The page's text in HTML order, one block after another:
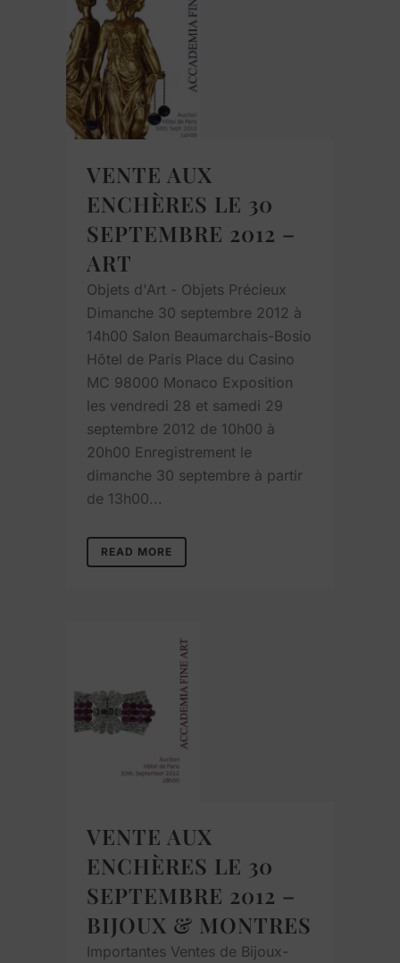
VENTE AUX
ENCHÈRES LE 30
SEPTEMBRE 2012 –
ART
Objets d'Art - Objets Précieux
Dimanche 30 septembre 2012 à
14h00 Salon Beaumarchais-Bosio
Hôtel de Paris Place du Casino
MC 98000 Monaco Exposition
les vendredi 28 et samedi 29
septembre 2012 de 10h00 à
20h00 Enregistrement le
dimanche 30 septembre à partir
de 13h00...
READ MORE
VENTE AUX
ENCHÈRES LE 30
SEPTEMBRE 2012 –
BIJOUX & MONTRES
Importantes Ventes de Bijoux-